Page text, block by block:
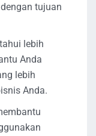
tujuan
lebih
Anda
lebih
Anda.